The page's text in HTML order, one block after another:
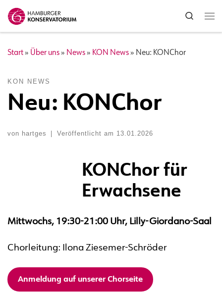
Zum Inhalt springen
Search
Start » Über uns » News » KON News » Neu: KONChor
KON NEWS
Neu: KONChor
von hartges Veröffentlicht am 13.01.2026
KONChor für
Erwachsene
Mittwochs, 19:30-21:00 Uhr, Lilly-Giordano-Saal
Chorleitung: Ilona Ziesemer-Schröder
Anmeldung auf unserer Chorseite